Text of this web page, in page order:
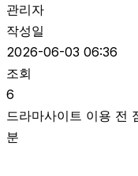
관리자
작성일
2026-06-03 06:36
조회
6
드라마사이트 이용 전
분